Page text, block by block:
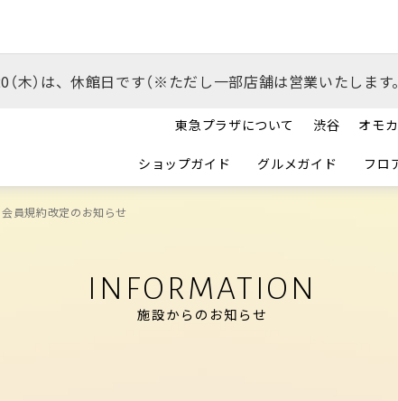
（木）は、休館日です（※ただし一部店舗は営業いたします
東急プラザについて 渋谷 オモ
ショップガイド グルメガイド フロ
員規約改定のお知らせ
INFORMATION
施設からのお知らせ